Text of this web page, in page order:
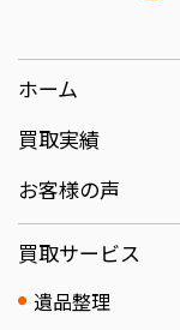
ホーム
買取実績
お客様の声
買取サービス
遺品整理